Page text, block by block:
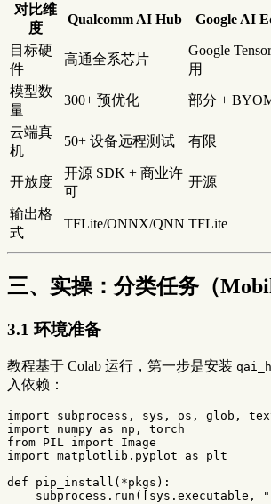
对比维
度
Qualcomm AI Hub Google AI
目标硬
件
高通全系芯片
Google
用
模型数
量
300+ 预优化 部分 +
云端真
机
50+ 设备远程测试 有限
开放度
开源 SDK + 商业许
可
开源
输出格
式
TFLite/ONNX/QNN TFLite
三、实操：分类任务（
3.1 环境准备
教程基于 Colab 运行，第一步是安装
入依赖：
import subprocess , sys , os , glob ,
import
numpy as np ,
torch
from PIL import
Image
import matplotlib.pyplot as
plt
def
pip_install ( *pkgs ):
subprocess . run ([ sys . executable ,